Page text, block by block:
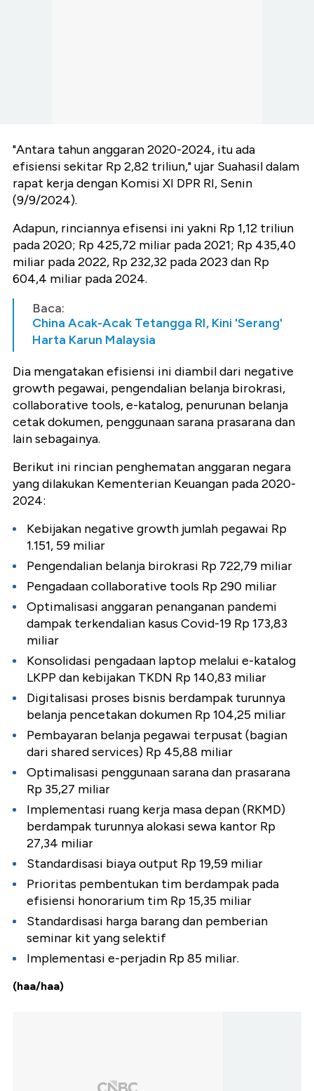
"Antara tahun anggaran 2020-2024, itu ada
efisiensi sekitar Rp 2,82 triliun," ujar Suahasil dalam
rapat kerja dengan Komisi XI DPR RI, Senin
(9/9/2024).
Adapun, rinciannya efisensi ini yakni Rp 1,12 triliun
pada 2020; Rp 425,72 miliar pada 2021; Rp 435,40
miliar pada 2022, Rp 232,32 pada 2023 dan Rp
604,4 miliar pada 2024.
Baca:
China Acak-Acak Tetangga RI, Kini 'Serang'
Harta Karun Malaysia
Dia mengatakan efisiensi ini diambil dari negative
growth pegawai, pengendalian belanja birokrasi,
collaborative tools, e-katalog, penurunan belanja
cetak dokumen, penggunaan sarana prasarana dan
lain sebagainya.
Berikut ini rincian penghematan anggaran negara
yang dilakukan Kementerian Keuangan pada 2020-
2024:
Kebijakan negative growth jumlah pegawai Rp
1.151, 59 miliar
Pengendalian belanja birokrasi Rp 722,79 miliar
Pengadaan collaborative tools Rp 290 miliar
Optimalisasi anggaran penanganan pandemi
dampak terkendalian kasus Covid-19 Rp 173,83
miliar
Konsolidasi pengadaan laptop melalui e-katalog
LKPP dan kebijakan TKDN Rp 140,83 miliar
Digitalisasi proses bisnis berdampak turunnya
belanja pencetakan dokumen Rp 104,25 miliar
Pembayaran belanja pegawai terpusat (bagian
dari shared services) Rp 45,88 miliar
Optimalisasi penggunaan sarana dan prasarana
Rp 35,27 miliar
Implementasi ruang kerja masa depan (RKMD)
berdampak turunnya alokasi sewa kantor Rp
27,34 miliar
Standardisasi biaya output Rp 19,59 miliar
Prioritas pembentukan tim berdampak pada
efisiensi honorarium tim Rp 15,35 miliar
Standardisasi harga barang dan pemberian
seminar kit yang selektif
Implementasi e-perjadin Rp 85 miliar.
(haa/haa)